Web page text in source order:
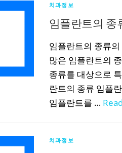
치과정보
임플란트의 종
임플란트의 종류
많은 임플란트의
종류를 대상으로
란트의 종류 임플
임플란트를 …
치과정보